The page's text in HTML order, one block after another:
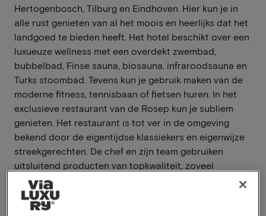
Hertogenbosch, Tilburg en Eindhoven. Hier kun je in
alle rust genieten van al het moois en heerlijks dat het
landgoed te bieden heeft. Het hotel beschikt over een
luxueuze wellness met een overdekt zwembad,
bubbelbad, Finse sauna, biosauna, infraroodsauna en
Turks stoombad. Tevens kun je gebruik maken van de
moderne fitness, tennisbaan of fietsen huren. In het
exclusieve restaurant van de Rosep kun je subliem
genieten. Het restaurant is tot ver in de omgeving
bekend door de eigentijdse klassiekers en eigenwijze
streekgerechten. De chef en zijn team gebruiken
uitsluitend producten van topkwaliteit, zoveel
mogelijk biologisch en uit de eigen regio. Daarnaast
kun je kiezen uit diverse wijnen uit de complete en
actuele wijnkelder.